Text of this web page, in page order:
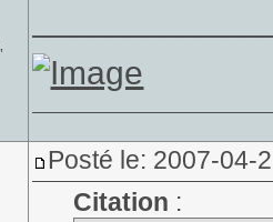
Posté le: 2007-04-
Citation :